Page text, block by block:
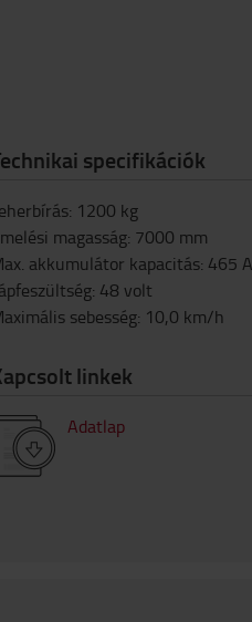
specifikációk
: 1200 kg
magasság: 7000 mm
akkumulátor kapacitás: 465
: 48 volt
sebesség: 10,0 km/h
linkek
Adatlap